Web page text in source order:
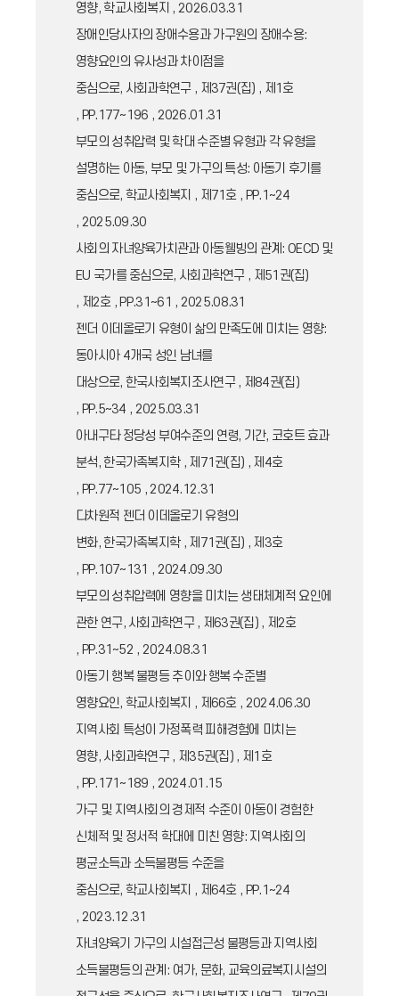
영향, 학교사회복지 , 2026.03.31
장애인당사자의 장애수용과 가구원의 장애수용:
영향요인의 유사성과 차이점을
중심으로, 사회과학연구 , 제37권(집) , 제1호
, PP.177~196 , 2026.01.31
부모의 성취압력 및 학대 수준별 유형과 각 유형을
설명하는 아동, 부모 및 가구의 특성: 아동기 후기를
중심으로, 학교사회복지 , 제71호 , PP.1~24
, 2025.09.30
사회의 자녀양육가치관과 아동웰빙의 관계: OECD 및
EU 국가를 중심으로, 사회과학연구 , 제51권(집)
, 제2호 , PP.31~61 , 2025.08.31
젠더 이데올로기 유형이 삶의 만족도에 미치는 영향:
동아시아 4개국 성인 남녀를
대상으로, 한국사회복지조사연구 , 제84권(집)
, PP.5~34 , 2025.03.31
아내구타 정당성 부여수준의 연령, 기간, 코호트 효과
분석, 한국가족복지학 , 제71권(집) , 제4호
, PP.77~105 , 2024.12.31
다차원적 젠더 이데올로기 유형의
변화, 한국가족복지학 , 제71권(집) , 제3호
, PP.107~131 , 2024.09.30
부모의 성취압력에 영향을 미치는 생태체계적 요인에
관한 연구, 사회과학연구 , 제63권(집) , 제2호
, PP.31~52 , 2024.08.31
아동기 행복 불평등 추이와 행복 수준별
영향요인, 학교사회복지 , 제66호 , 2024.06.30
지역사회 특성이 가정폭력 피해경험에 미치는
영향, 사회과학연구 , 제35권(집) , 제1호
, PP.171~189 , 2024.01.15
가구 및 지역사회의 경제적 수준이 아동이 경험한
신체적 및 정서적 학대에 미친 영향: 지역사회의
평균소득과 소득불평등 수준을
중심으로, 학교사회복지 , 제64호 , PP.1~24
, 2023.12.31
자녀양육기 가구의 시설접근성 불평등과 지역사회
소득불평등의 관계: 여가, 문화, 교육의료복지시설의